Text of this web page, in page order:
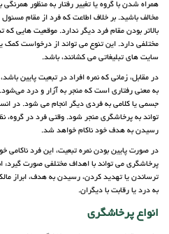
همراه شدن با گروه یا تغییر رفتار به منظور
مخالف باشید. بر خلاف اطاعت که فرد از مقام مسئول
بالاتر بودن مقام فرد دیگر ندارد. موقعیت هایی
مختلفی دارد. این تنوع می تواند از درخواست کمک
سایت های تبلیغاتی می کشانند، باشد.
در مقابل، زمانی که نمره افراد در تبعیت پایین
به معنی رفتاری است که منجر به آزار و درد
جسمی یا کلامی به فردی دیگر انجام می شود. در
تواند به پرخاشگری منجر شود. وقتی فرد در گروه،
رسیدن به هدف خود ناکام خواهد شد.
در صورت پایین بودن نمره تبعیت، این فرد ناکامی
پرخاشگری می تواند با اهداف مختلفی صورت گیرد:
ترساندن یا تهدید کردن، رسیدن به هدف، ابراز
به درد یا رقابت با دیگران.
انواع پرخاشگری